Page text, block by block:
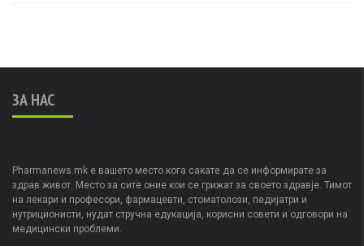
ЗА НАС
Pharmanews.mk е вашето место кога сакате да се информирате за
здрав живот. Место за сите оние кои се грижат за своето здравје. Тимот
на лекари и професори, фармацевти, стоматолози, педијатри и
нутриционисти, нудат стручна едукација, корисни совети и одговори на
медицински проблеми.